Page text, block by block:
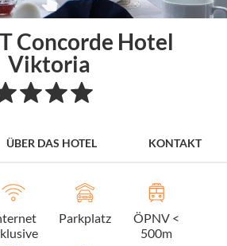
Concorde Hotel
Viktoria
ÜBER DAS HOTEL KONTAKT
Parkplatz
ÖPNV <
500m